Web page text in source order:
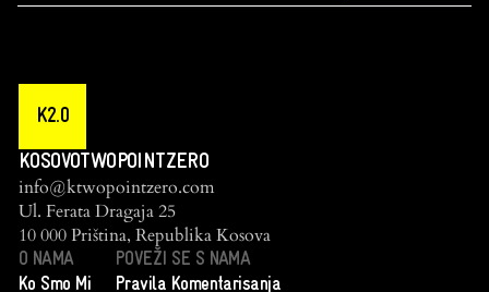
K2.0
KOSOVOTWOPOINTZERO
info@ktwopointzero.com
Ul. Ferata Dragaja 25
10 000 Priština, Republika Kosova
O NAMA
Ko Smo Mi
POVEŽI SE S NAMA
Pravila Komentarisanja